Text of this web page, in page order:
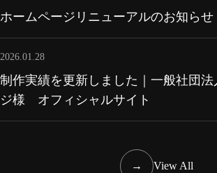
ホームページリニューアルのお知らせ
2026.01.28
制作実績を更新しました｜一般社団法
ジ様 オフィシャルサイト
→ View All